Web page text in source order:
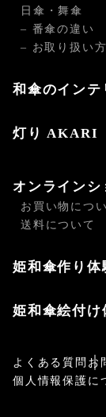
日傘・舞傘
– 番傘の違い
– お取り扱い
和傘のインテ
灯り AKARI
オンラインシ
お買い物につ
送料について
姫和傘作り体
姫和傘絵付け
よくある質問 お
個人情報保護に